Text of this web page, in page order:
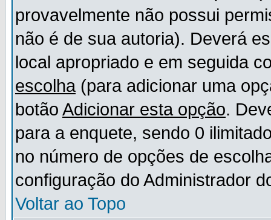
provavelmente não possui
não é de sua autoria). Deverá
local apropriado e em seguida
escolha (para adicionar uma
botão Adicionar esta opção.
para a enquete, sendo 0
no número de opções de
configuração do Administrador
Voltar ao Topo